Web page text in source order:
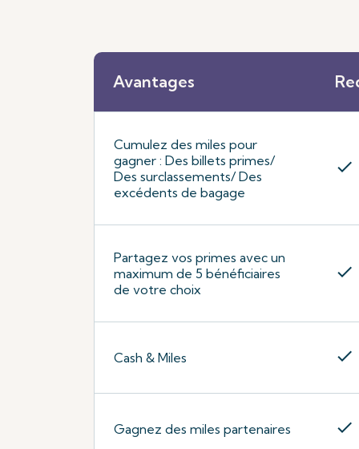
Avantages
Cumulez des miles pour
gagner : Des billets primes/
Des surclassements/ Des
excédents de bagage
check
Partagez vos primes avec un
maximum de 5 bénéficiaires
de votre choix
check
Cash & Miles check
Gagnez des miles partenaires check